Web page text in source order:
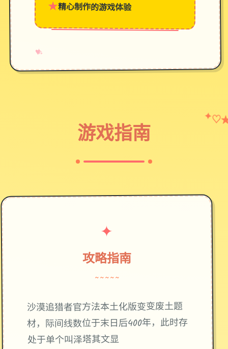
★精心制作的游戏体验
♥
✧
→
游戏指南
✦♡
✦
攻略指南
~~~~~
沙漠追猎者官方法本土化版变变废土题
材，际间线数位于末日后400年，此时存
处于单个叫泽塔其文显